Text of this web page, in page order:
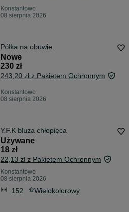
Konstantowo
08 sierpnia 2026
Półka na obuwie.
Nowe
230 zł
243,20 zł z Pakietem Ochronnym
Konstantowo
08 sierpnia 2026
Y.F.K bluza chłopięca
Używane
18 zł
22,13 zł z Pakietem Ochronnym
Konstantowo
08 sierpnia 2026
152 Wielokolorowy